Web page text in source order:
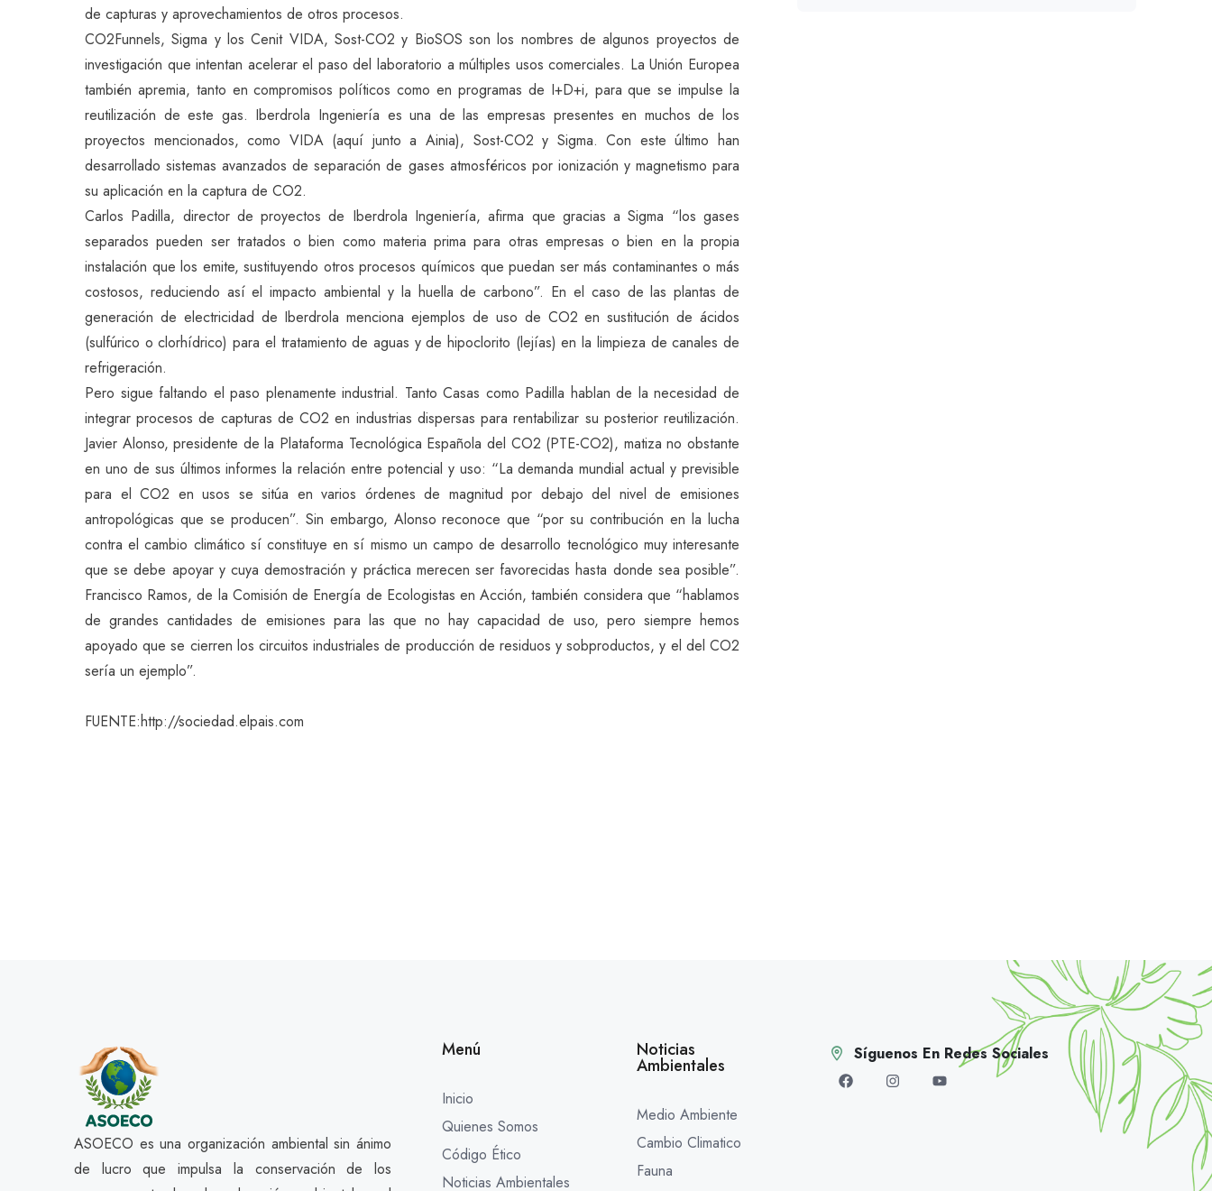
de capturas y aprovechamientos de otros procesos.
CO2Funnels, Sigma y los Cenit VIDA, Sost-CO2 y BioSOS son los nombres de algunos proyectos de
investigación que intentan acelerar el paso del laboratorio a múltiples usos comerciales. La Unión Europea
también apremia, tanto en compromisos políticos como en programas de I+D+i, para que se impulse la
reutilización de este gas. Iberdrola Ingeniería es una de las empresas presentes en muchos de los
proyectos mencionados, como VIDA (aquí junto a Ainia), Sost-CO2 y Sigma. Con este último han
desarrollado sistemas avanzados de separación de gases atmosféricos por ionización y magnetismo para
su aplicación en la captura de CO2.
Carlos Padilla, director de proyectos de Iberdrola Ingeniería, afirma que gracias a Sigma “los gases
separados pueden ser tratados o bien como materia prima para otras empresas o bien en la propia
instalación que los emite, sustituyendo otros procesos químicos que puedan ser más contaminantes o más
costosos, reduciendo así el impacto ambiental y la huella de carbono”. En el caso de las plantas de
generación de electricidad de Iberdrola menciona ejemplos de uso de CO2 en sustitución de ácidos
(sulfúrico o clorhídrico) para el tratamiento de aguas y de hipoclorito (lejías) en la limpieza de canales de
refrigeración.
Pero sigue faltando el paso plenamente industrial. Tanto Casas como Padilla hablan de la necesidad de
integrar procesos de capturas de CO2 en industrias dispersas para rentabilizar su posterior reutilización.
Javier Alonso, presidente de la Plataforma Tecnológica Española del CO2 (PTE-CO2), matiza no obstante
en uno de sus últimos informes la relación entre potencial y uso: “La demanda mundial actual y previsible
para el CO2 en usos se sitúa en varios órdenes de magnitud por debajo del nivel de emisiones
antropológicas que se producen”. Sin embargo, Alonso reconoce que “por su contribución en la lucha
contra el cambio climático sí constituye en sí mismo un campo de desarrollo tecnológico muy interesante
que se debe apoyar y cuya demostración y práctica merecen ser favorecidas hasta donde sea posible”.
Francisco Ramos, de la Comisión de Energía de Ecologistas en Acción, también considera que “hablamos
de grandes cantidades de emisiones para las que no hay capacidad de uso, pero siempre hemos
apoyado que se cierren los circuitos industriales de producción de residuos y sobproductos, y el del CO2
sería un ejemplo”.
FUENTE:http://sociedad.elpais.com
ASOECO es una organización ambiental sin ánimo
de lucro que impulsa la conservación de los
Menú
Inicio
Quienes Somos
Código Ético
Noticias Ambientales
Noticias
Ambientales
Medio Ambiente
Cambio Climatico
Fauna
Síguenos En Redes Sociales